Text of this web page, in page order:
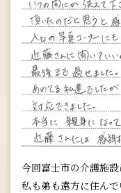
今回富士市の介護施設
私も弟も遠方に住ん